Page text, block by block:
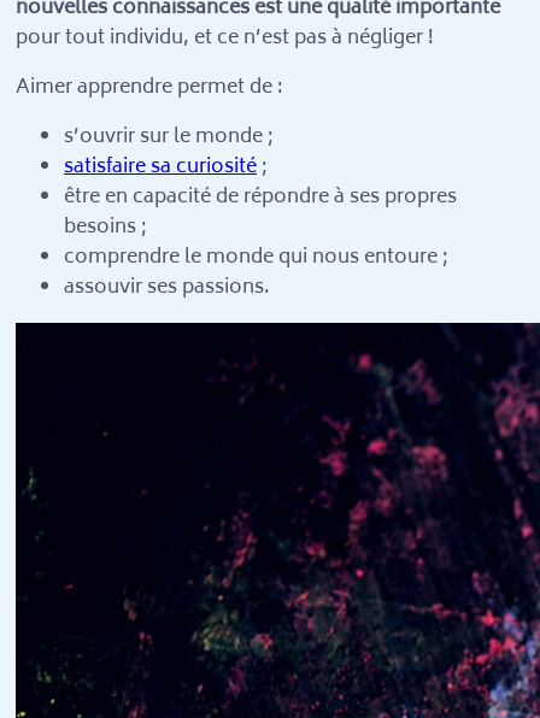
nouvelles connaissances est une qualité importante
pour tout individu, et ce n’est pas à négliger !
Aimer apprendre permet de :
s’ouvrir sur le monde ;
satisfaire sa curiosité;
être en capacité de répondre à ses propres
besoins ;
comprendre le monde qui nous entoure ;
assouvir ses passions.